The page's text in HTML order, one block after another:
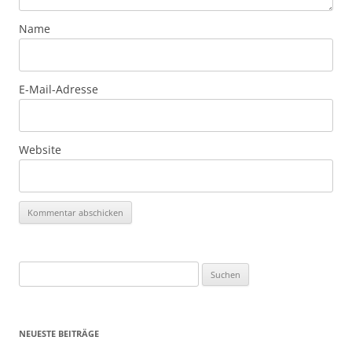
Name
E-Mail-Adresse
Website
nach:
NEUESTE BEITRÄGE